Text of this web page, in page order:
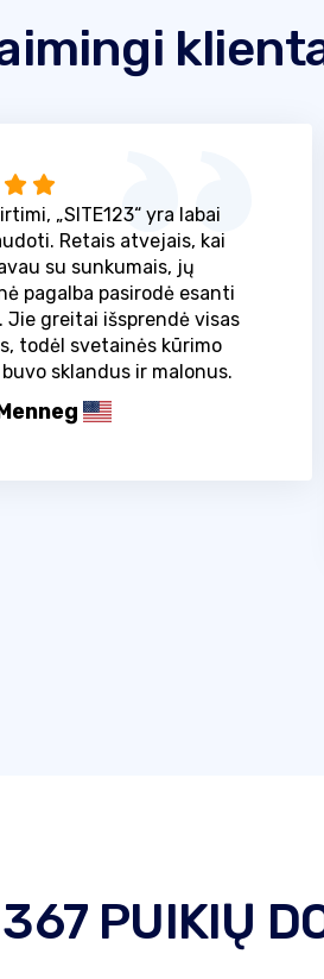
„SITE123“ yra labai
Retais atvejais, kai
su sunkumais, jų
pagalba pasirodė esanti
Jie greitai išsprendė visas
todėl svetainės kūrimo
sklandus ir malonus.
PUIKIŲ